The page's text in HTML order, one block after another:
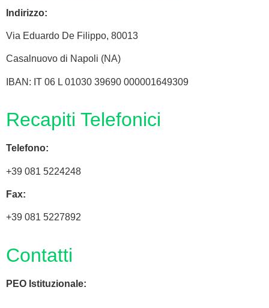
Indirizzo:
Via Eduardo De Filippo, 80013
Casalnuovo di Napoli (NA)
IBAN: IT 06 L 01030 39690 000001649309
Recapiti Telefonici
Telefono:
+39 081 5224248
Fax:
+39 081 5227892
Contatti
PEO Istituzionale: